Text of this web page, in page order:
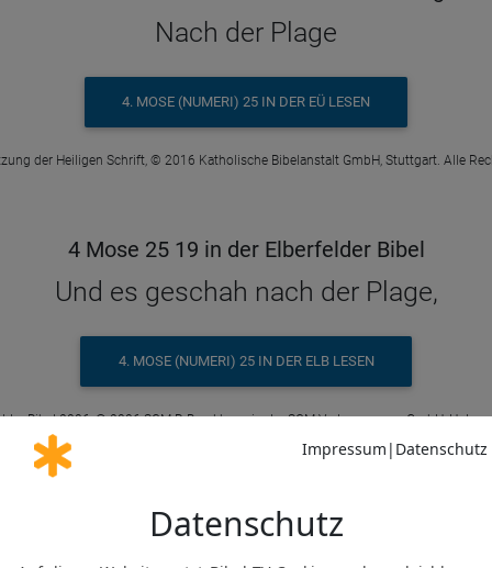
Nach der Plage
4. MOSE (NUMERI) 25 IN DER EÜ LESEN
der Heiligen Schrift, © 2016 Katholische Bibelanstalt GmbH, Stuttgart. Alle
4 Mose 25 19 in der Elberfelder Bibel
Und es geschah nach der Plage,
4. MOSE (NUMERI) 25 IN DER ELB LESEN
Bibel 2006, © 2006 SCM R.Brockhaus in der SCM Verlagsgruppe GmbH,
4 Mose 25 19 in der Neue Genfer Übersetzung